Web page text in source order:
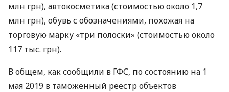
млн грн), автокосметика (стоимостью около 1,7
млн грн), обувь с обозначениями, похожая на
торговую марку «три полоски» (стоимостью около
117 тыс. грн).
В общем, как сообщили в ГФС, по состоянию на 1
мая 2019 в таможенный реестр объектов